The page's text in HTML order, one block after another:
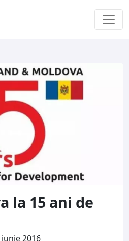
la 15 ani de
2016